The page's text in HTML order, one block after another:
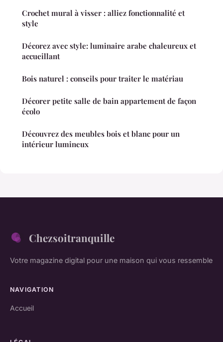
Crochet mural à visser : alliez fonctionnalité et
style
Décorez avec style: luminaire arabe chaleureux et
accueillant
Bois naturel : conseils pour traiter le matériau
Décorer petite salle de bain appartement de façon
écolo
Découvrez des meubles bois et blanc pour un
intérieur lumineux
Chezsoitranquille
Votre magazine digital pour une maison qui vous ressemble
NAVIGATION
Accueil